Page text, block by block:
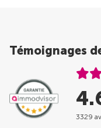
Témoignages
3329